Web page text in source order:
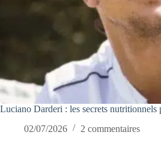
Luciano Darderi : les secrets nutritionnels
02/07/2026
2 commentaires